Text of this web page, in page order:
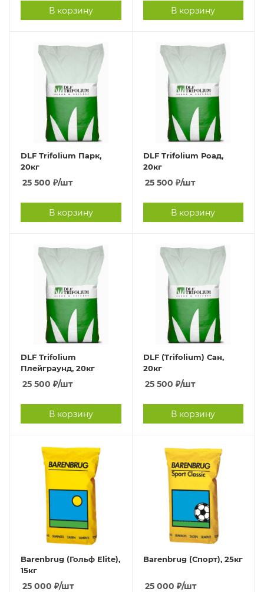
В корзину В корзину
DLF Trifolium Парк,
20кг
25 500 ₽/шт
В корзину
DLF Trifolium Роад,
20кг
25 500 ₽/шт
В корзину
DLF Trifolium
Плейграунд, 20кг
25 500 ₽/шт
В корзину
DLF (Trifolium) Сан,
20кг
25 500 ₽/шт
В корзину
Barenbrug (Гольф Elite),
15кг
25 000 ₽/шт
Barenbrug (Спорт), 25кг
25 000 ₽/шт